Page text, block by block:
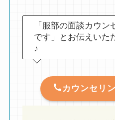
「服部の面談カウ
です」とお伝えいた
♪
カウンセリ